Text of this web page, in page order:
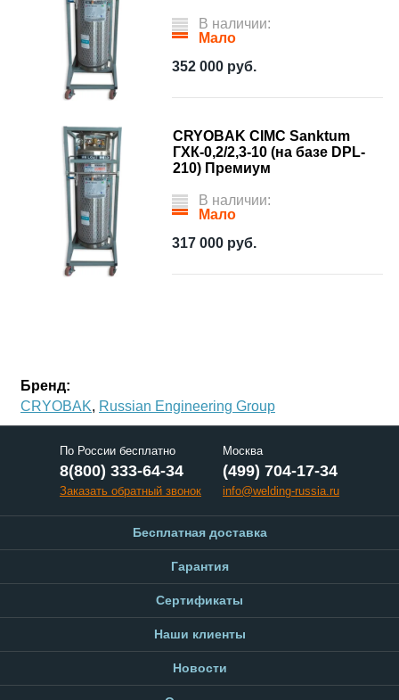
В наличии:
Мало
352 000 руб.
CRYOBAK CIMC Sanktum
ГХК-0,2/2,3-10 (на базе DPL-
210) Премиум
В наличии:
Мало
317 000 руб.
Бренд:
CRYOBAK, Russian Engineering Group
По России бесплатно
8(800) 333-64-34
Заказать обратный звонок
Москва
(499) 704-17-34
info@welding-russia.ru
Бесплатная доставка
Гарантия
Сертификаты
Наши клиенты
Новости